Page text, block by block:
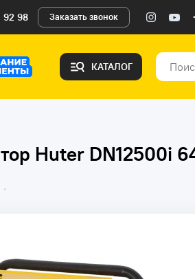
92 98 Заказать звонок
КАТАЛОГ
Huter DN12500i
•